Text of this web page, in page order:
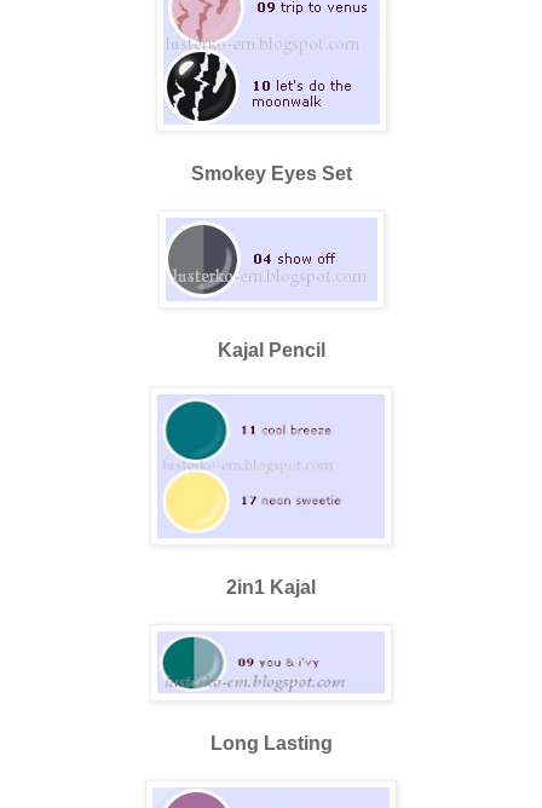
Smokey Eyes Set
Kajal Pencil
2in1 Kajal
Long Lasting